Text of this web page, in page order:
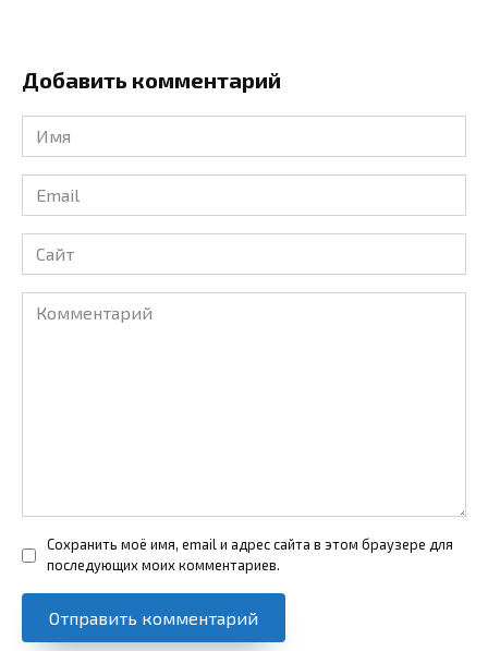
Добавить комментарий
Имя
*
Email
*
Сайт
Комментарий
Сохранить моё имя, email и адрес сайта в этом браузере для
последующих моих комментариев.